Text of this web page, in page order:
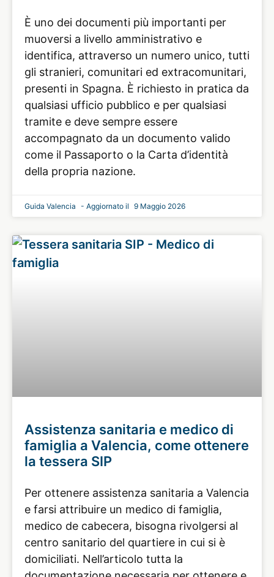
È uno dei documenti più importanti per
muoversi a livello amministrativo e
identifica, attraverso un numero unico, tutti
gli stranieri, comunitari ed extracomunitari,
presenti in Spagna. È richiesto in pratica da
qualsiasi ufficio pubblico e per qualsiasi
tramite e deve sempre essere
accompagnato da un documento valido
come il Passaporto o la Carta d’identità
della propria nazione.
Guida Valencia 9 Maggio 2026
Assistenza sanitaria e medico di
famiglia a Valencia, come ottenere
la tessera SIP
Per ottenere assistenza sanitaria a Valencia
e farsi attribuire un medico di famiglia,
medico de cabecera, bisogna rivolgersi al
centro sanitario del quartiere in cui si è
domiciliati. Nell’articolo tutta la